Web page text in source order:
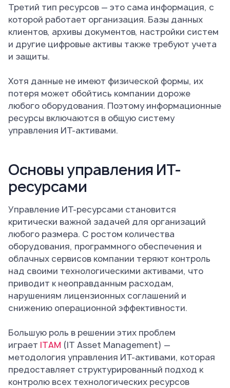
Третий тип ресурсов — это сама информация, с
которой работает организация. Базы данных
клиентов, архивы документов, настройки систем
и другие цифровые активы также требуют учета
и защиты.
Хотя данные не имеют физической формы, их
потеря может обойтись компании дороже
любого оборудования. Поэтому информационные
ресурсы включаются в общую систему
управления ИТ-активами.
Основы управления ИТ-
ресурсами
Управление ИТ-ресурсами становится
критически важной задачей для организаций
любого размера. С ростом количества
оборудования, программного обеспечения и
облачных сервисов компании теряют контроль
над своими технологическими активами, что
приводит к неоправданным расходам,
нарушениям лицензионных соглашений и
снижению операционной эффективности.
Большую роль в решении этих проблем
играет ITAM (IT Asset Management) —
методология управления ИТ-активами, которая
предоставляет структурированный подход к
контролю всех технологических ресурсов